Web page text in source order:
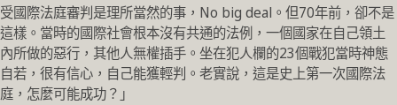
受國際法庭審判是理所當然的事，No big deal。但70年前，卻不是
這樣。當時的國際社會根本沒有共通的法例，一個國家在自己領土
內所做的惡行，其他人無權插手。坐在犯人欄的23個戰犯當時神態
自若，很有信心，自己能獲輕判。老實說，這是史上第一次國際法
庭，怎麼可能成功？」